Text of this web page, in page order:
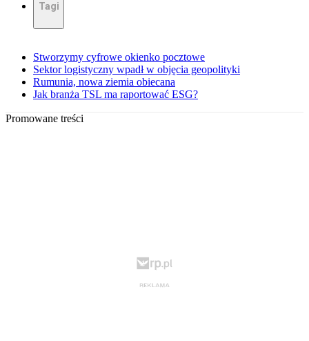
Tagi
Stworzymy cyfrowe okienko pocztowe
Sektor logistyczny wpadł w objęcia geopolityki
Rumunia, nowa ziemia obiecana
Jak branża TSL ma raportować ESG?
Promowane treści